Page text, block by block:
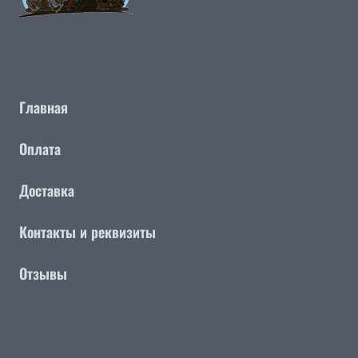
Главная
Оплата
Доставка
Контакты и реквизиты
Отзывы